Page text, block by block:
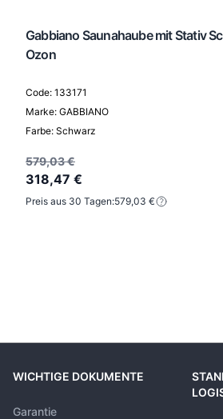
Gabbiano Saunahaube mit Stativ
Ozon
Code: 133171
Marke: GABBIANO
Farbe: Schwarz
579,03 €
318,47 €
Preis aus 30 Tagen:579,03 €
WICHTIGE DOKUMENTE
Garantie